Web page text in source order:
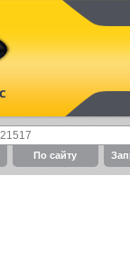
По cайту